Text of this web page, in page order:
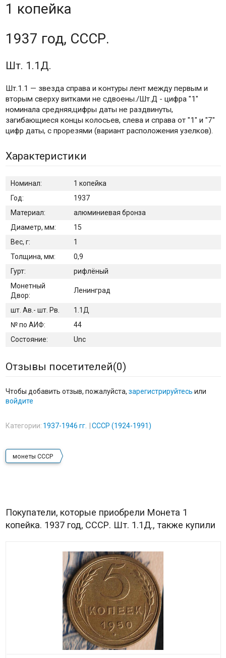
1 копейка
1937 год, СССР.
Шт. 1.1Д.
Шт.1.1 — звезда справа и контуры лент между первым и
вторым сверху витками не сдвоены./Шт.Д - цифра "1"
номинала средняя,цифры даты не раздвинуты,
загибающиеся концы колосьев, слева и справа от "1" и "7"
цифр даты, с прорезями (вариант расположения узелков).
Характеристики
Номинал:
1 копейка
Год:
1937
Материал:
алюминиевая бронза
Диаметр, мм:
15
Вес, г:
1
Толщина, мм:
0,9
Гурт:
рифлёный
Монетный
Двор:
Ленинград
шт. Ав.- шт. Рв.
1.1Д
№ по АИФ:
44
Состояние:
Unc
Отзывы посетителей(0)
Чтобы добавить отзыв, пожалуйста, зарегистрируйтесь или
войдите
Категории: 1937-1946 гг. СССР (1924-1991)
монеты СССР
Покупатели, которые приобрели Монета 1
копейка. 1937 год, СССР. Шт. 1.1Д., также купили